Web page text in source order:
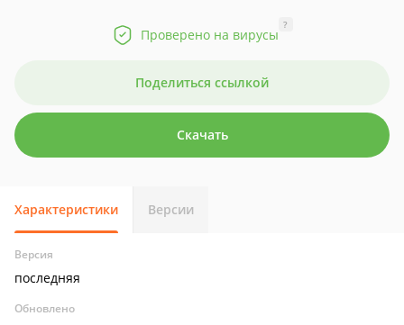
Проверено на вирусы
?
Поделиться ссылкой
Скачать
Характеристики Версии
Версия
последняя
Обновлено